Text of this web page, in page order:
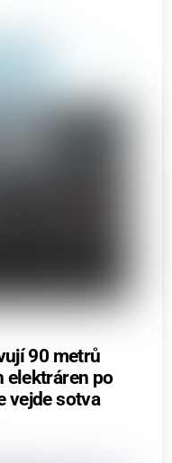
90 metrů
elektráren po
vejde sotva